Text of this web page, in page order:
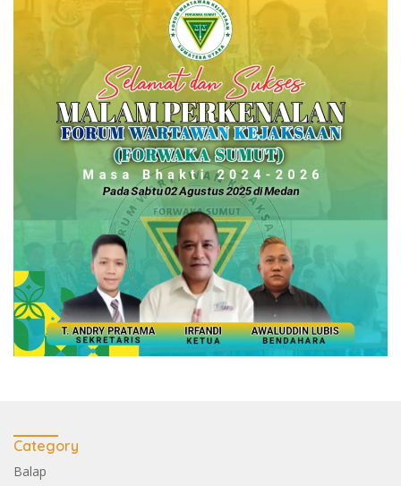
Category
Balap